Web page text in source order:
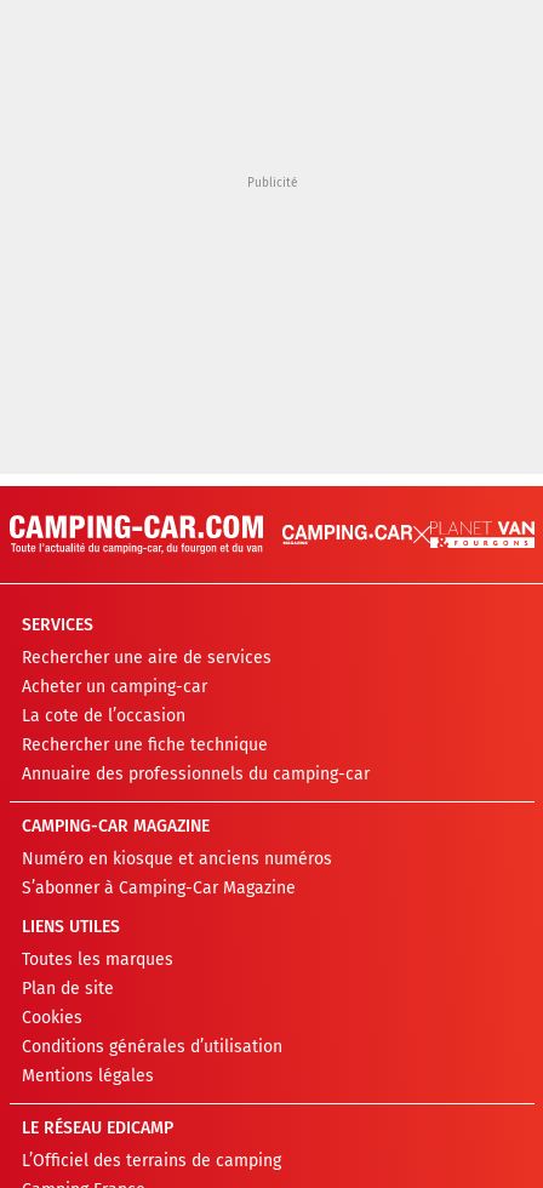
SERVICES
Rechercher une aire de services
Acheter un camping-car
La cote de l’occasion
Rechercher une fiche technique
Annuaire des professionnels du camping-car
CAMPING-CAR MAGAZINE
Numéro en kiosque et anciens numéros
S’abonner à Camping-Car Magazine
LIENS UTILES
Toutes les marques
Plan de site
Cookies
Conditions générales d’utilisation
Mentions légales
LE RÉSEAU EDICAMP
L’Officiel des terrains de camping